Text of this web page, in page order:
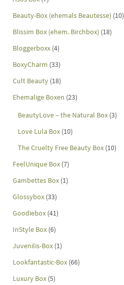
Beauty-Box (ehemals Beautesse) (10)
Blissim Box (ehem. Birchbox) (18)
Bloggerboxx (4)
BoxyCharm (33)
Cult Beauty (18)
Ehemalige Boxen (23)
BeautyLove – the Natural Box (3)
Love Lula Box (10)
The Cruelty Free Beauty Box (10)
FeelUnique Box (7)
Gambettes Box (1)
Glossybox (33)
Goodiebox (41)
InStyle Box (6)
Juvenilis-Box (1)
Lookfantastic-Box (66)
Luxury Box (5)